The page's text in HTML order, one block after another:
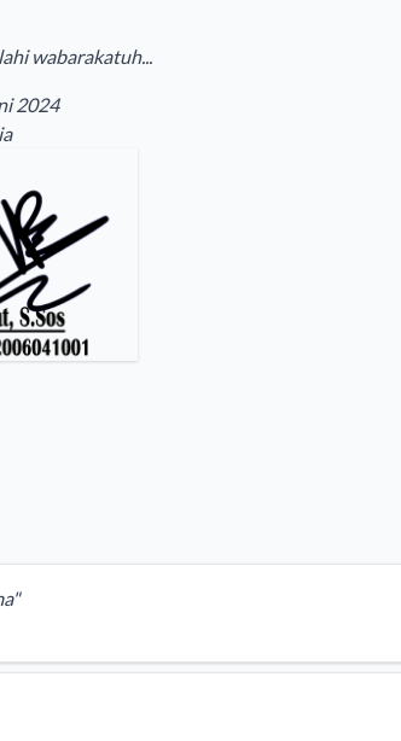
wabarakatuh...
2024